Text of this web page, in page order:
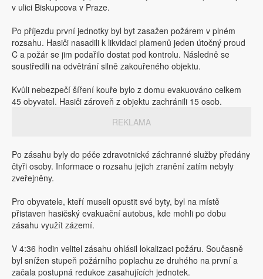
v ulici Biskupcova v Praze.
Po příjezdu první jednotky byl byt zasažen požárem v plném
rozsahu. Hasiči nasadili k likvidaci plamenů jeden útočný proud
C a požár se jim podařilo dostat pod kontrolu. Následně se
soustředili na odvětrání silně zakouřeného objektu.
Kvůli nebezpečí šíření kouře bylo z domu evakuováno celkem
45 obyvatel. Hasiči zároveň z objektu zachránili 15 osob.
REKLAMA
Po zásahu byly do péče zdravotnické záchranné služby předány
čtyři osoby. Informace o rozsahu jejich zranění zatím nebyly
zveřejněny.
Pro obyvatele, kteří museli opustit své byty, byl na místě
přistaven hasičský evakuační autobus, kde mohli po dobu
zásahu využít zázemí.
V 4:36 hodin velitel zásahu ohlásil lokalizaci požáru. Současně
byl snížen stupeň požárního poplachu ze druhého na první a
začala postupná redukce zasahujících jednotek.